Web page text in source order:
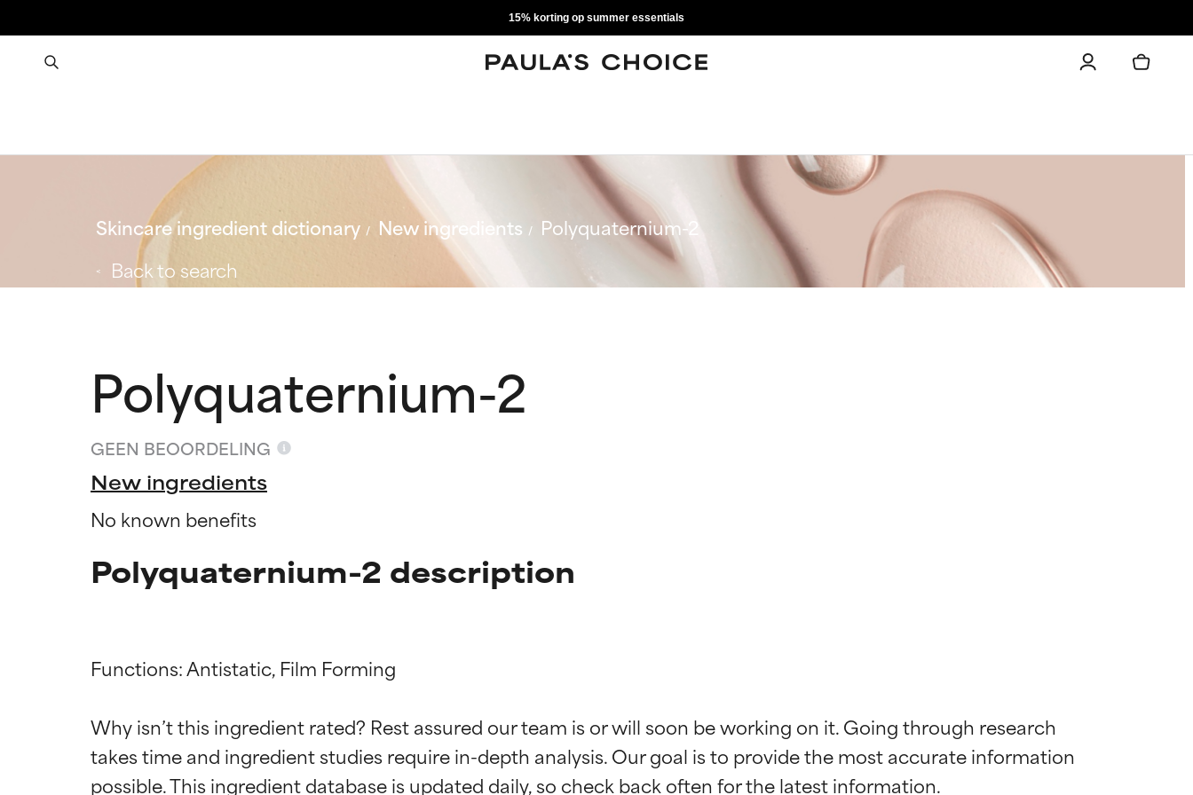
15% korting op summer essentials
Skincare ingredient dictionary New ingredients
Polyquaternium-2
Back to search
Polyquaternium-2
GEEN BEOORDELING
New ingredients
No known benefits
Polyquaternium-2 description
Functions: Antistatic, Film Forming
Why isn’t this ingredient rated? Rest assured our team is or will soon be working on it. Going through research
takes time and ingredient studies require in-depth analysis. Our goal is to provide the most accurate information
Beoordelingen van ingrediënten
BESTE
Beoordelingen van ingrediënten
BESTE